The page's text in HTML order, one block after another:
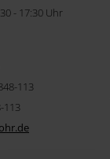
- 17:30 Uhr
113
113